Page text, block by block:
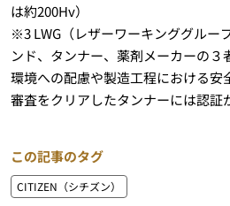
は約200Hv）
※3 LWG（レザーワーキンググルー
ンド、タンナー、薬剤メーカーの３
環境への配慮や製造工程における安
審査をクリアしたタンナーには認証
この記事のタグ
CITIZEN（シチズン）